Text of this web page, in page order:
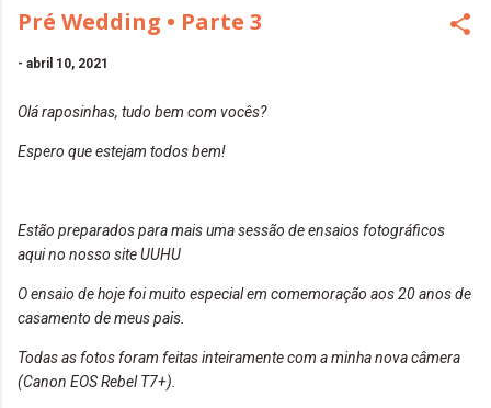
Pré Wedding • Parte 3
- abril 10, 2021
Olá raposinhas, tudo bem com vocês?
Espero que estejam todos bem!
Estão preparados para mais uma sessão de ensaios fotográficos
aqui no nosso site UUHU
O ensaio de hoje foi muito especial em comemoração aos 20 anos de
casamento de meus pais.
Todas as fotos foram feitas inteiramente com a minha nova câmera
(Canon EOS Rebel T7+).